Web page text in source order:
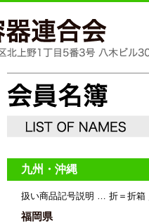
九州・沖縄
扱い商品記号説明 … 折＝折箱
福岡県